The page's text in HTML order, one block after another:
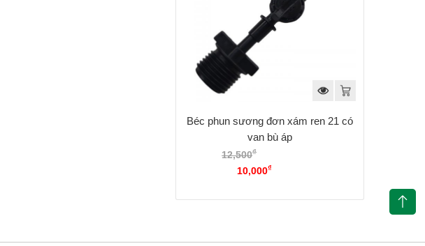
Béc phun sương đơn xám ren 21 có
van bù áp
12,500₫
12,500₫.10,000₫